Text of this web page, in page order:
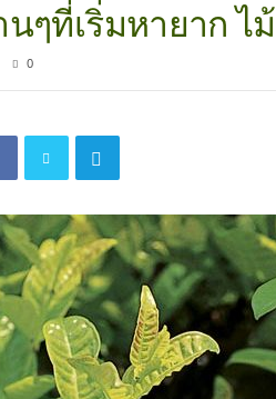
ๆที่เริ่มหายาก
0